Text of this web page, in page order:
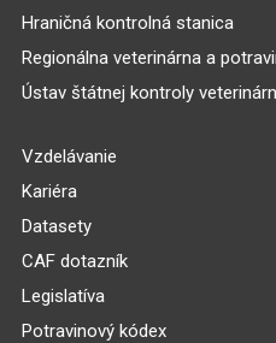
Hraničná kontrolná stanica
Regionálna veterinárna a
Ústav štátnej kontroly
Vzdelávanie
Kariéra
Datasety
CAF dotazník
Legislatíva
Potravinový kódex